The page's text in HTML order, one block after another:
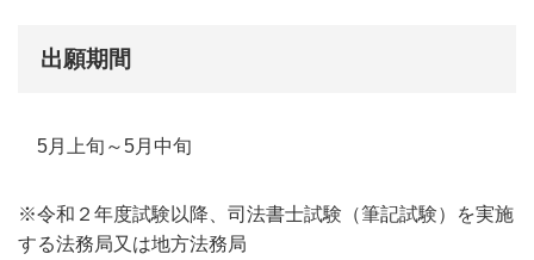
出願期間
5月上旬～5月中旬
※令和２年度試験以降、司法書士試験（筆記試験）を実施
する法務局又は地方法務局